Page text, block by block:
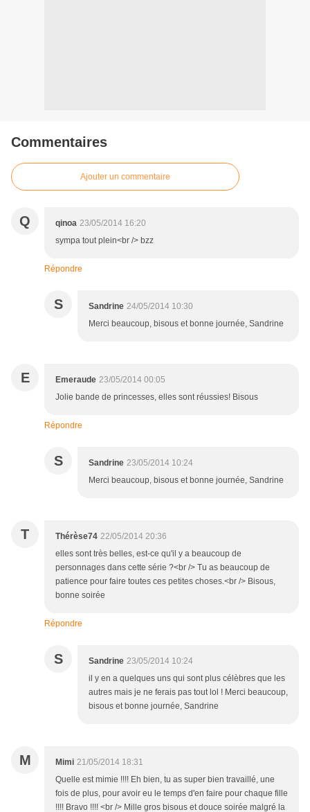
Commentaires
Ajouter un commentaire
Q qinoa 23/05/2014 16:20
sympa tout plein<br /> bzz
Répondre
S Sandrine 24/05/2014 10:30
Merci beaucoup, bisous et bonne journée, Sandrine
E Emeraude 23/05/2014 00:05
Jolie bande de princesses, elles sont réussies! Bisous
Répondre
S Sandrine 23/05/2014 10:24
Merci beaucoup, bisous et bonne journée, Sandrine
T Thérèse74 22/05/2014 20:36
elles sont très belles, est-ce qu'il y a beaucoup de
personnages dans cette série ?<br /> Tu as beaucoup de
patience pour faire toutes ces petites choses.<br /> Bisous,
bonne soirée
Répondre
S Sandrine 23/05/2014 10:24
il y en a quelques uns qui sont plus célèbres que les
autres mais je ne ferais pas tout lol ! Merci beaucoup,
bisous et bonne journée, Sandrine
M Mimi 21/05/2014 18:31
Quelle est mimie !!!! Eh bien, tu as super bien travaillé, une
fois de plus, pour avoir eu le temps d'en faire pour chaque fille
!!!! Bravo !!!! <br /> Mille gros bisous et douce soirée malgré la